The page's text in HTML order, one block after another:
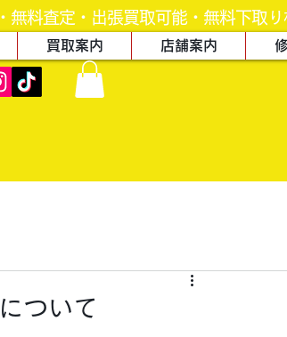
無料査定・出張買取可能・無料下取
買取案内 店舗案内
ついて